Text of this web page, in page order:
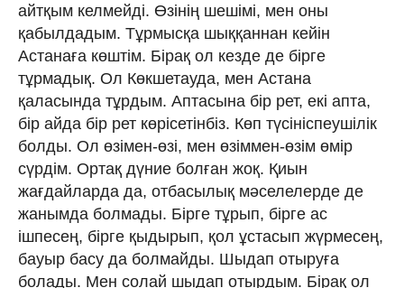
айтқым келмейді. Өзінің шешімі, мен оны
қабылдадым. Тұрмысқа шыққаннан кейін
Астанаға көштім. Бірақ ол кезде де бірге
тұрмадық. Ол Көкшетауда, мен Астана
қаласында тұрдым. Аптасына бір рет, екі апта,
бір айда бір рет көрісетінбіз. Көп түсініспеушілік
болды. Ол өзімен-өзі, мен өзіммен-өзім өмір
сүрдім. Ортақ дүние болған жоқ. Қиын
жағдайларда да, отбасылық мәселелерде де
жанымда болмады. Бірге тұрып, бірге ас
ішпесең, бірге қыдырып, қол ұстасып жүрмесең,
бауыр басу да болмайды. Шыдап отыруға
болады. Мен солай шыдап отырдым. Бірақ ол